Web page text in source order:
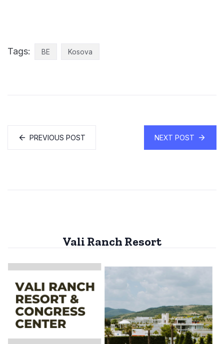
Tags: BE Kosova
PREVIOUS POST NEXT POST
Vali Ranch Resort